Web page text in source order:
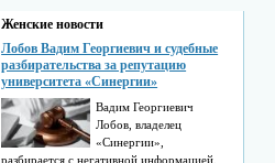
Женские новости
Лобов Вадим Георгиевич и судебные
разбирательства за репутацию
университета «Синергии»
Вадим Георгиевич
Лобов, владелец
«Синергии»,
разбирается с негативной информацией,